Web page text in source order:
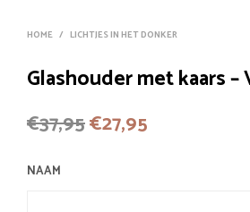
HOME / LICHTJES IN HET DONKER
Glashouder met kaars –
€37,95Oorspronkelijke
€27,95
NAAM